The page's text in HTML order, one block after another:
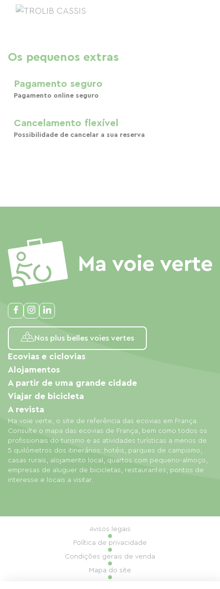
Os pequenos extras
Pagamento seguro
Pagamento online seguro
Cancelamento flexível
Possibilidade de cancelar a sua reserva
Nos plus belles voies vertes
Ma voie verte, o site de referência das ecovias em França.
Consulte o mapa das ecovias de França, bem como todos os
profissionais do turismo e as atividades turísticas a menos de
5 quilómetros dos itinerários: hotéis, parques de campismo,
casas rurais, alojamento local, quartos com pequeno-almoço,
empresas de aluguer de bicicletas, restaurantes, pontos de
interesse e locais a visitar.
Ecovias e ciclovias
Alojamentos
A partir de uma grande cidade
Viajar de bicicleta
A revista
Avisos legais
Política de privacidade
Condições gerais de venda
Mapa do site